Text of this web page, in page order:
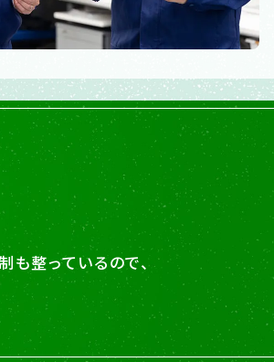
も整っているので、